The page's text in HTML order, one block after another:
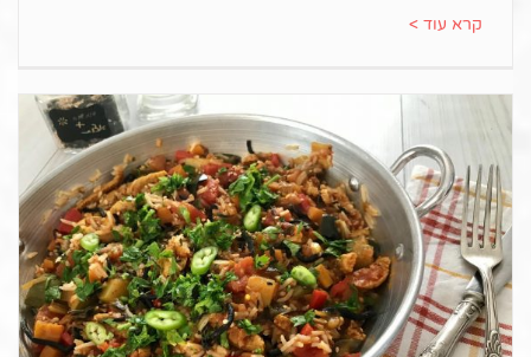
קרא עוד >